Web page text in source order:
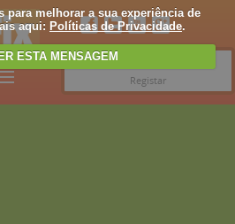
para melhorar a sua experiência de
aqui: Políticas de Privacidade.
ESTA MENSAGEM
Registar